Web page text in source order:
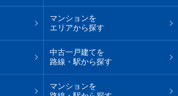
マンションを
エリアから探す
中古一戸建てを
路線・駅から探す
マンションを